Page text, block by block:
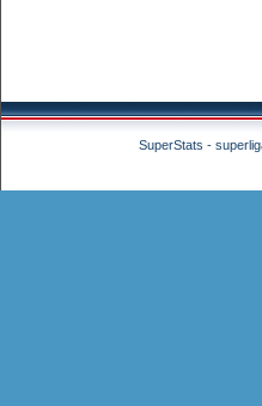
SuperStats -